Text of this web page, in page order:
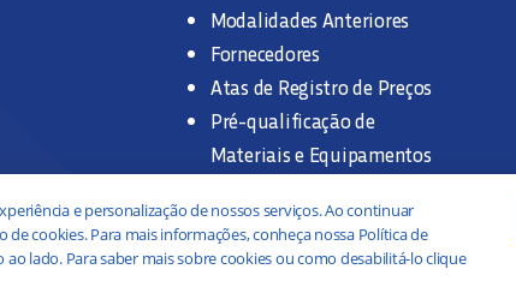
Modalidades Anteriores
Fornecedores
Atas de Registro de Preços
Pré-qualificação de
Materiais e Equipamentos
Documentação Interna
e personalização de nossos serviços. Ao continuar
cookies. Para mais informações, conheça nossa Política de
lado. Para saber mais sobre cookies ou como desabilitá-lo clique